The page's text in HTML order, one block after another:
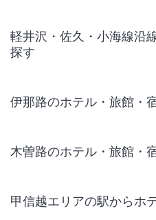
軽井沢・佐久・小海線沿
探す
伊那路のホテル・旅館・
木曽路のホテル・旅館・
甲信越エリアの駅からホ